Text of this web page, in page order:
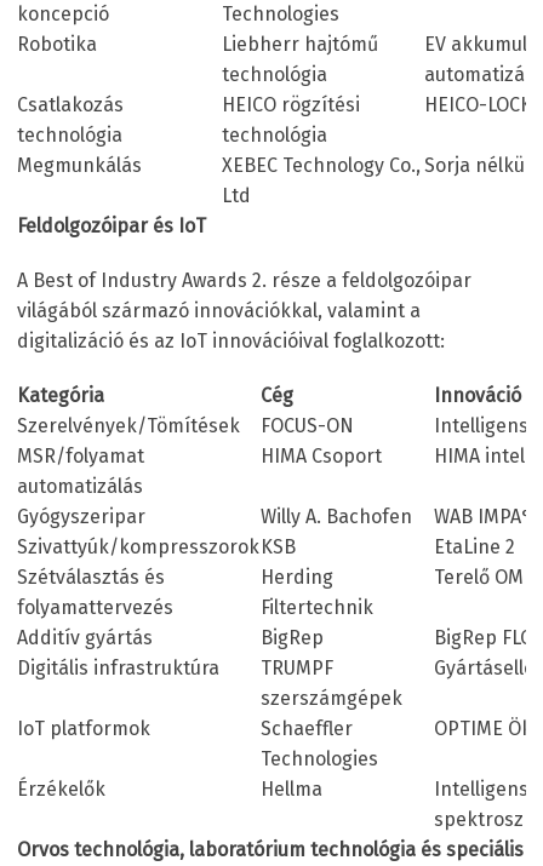
koncepció
Technologies
Robotika
Liebherr hajtómű
technológia
EV
automatizált
Csatlakozás
technológia
HEICO rögzítési
technológia
HEICO-
Megmunkálás
XEBEC Technology Co.,
Ltd
Sorja nélküli
Feldolgozóipar és IoT
A Best of Industry Awards 2. része a feldolgozóipar
világából származó innovációkkal, valamint a
digitalizáció és az IoT innovációival foglalkozott:
Kategória Cég
Innováció
Szerelvények/Tömítések
FOCUS-ON
Intelligens
MSR/folyamat
automatizálás
HIMA Csoport HIMA
Gyógyszeripar Willy A. Bachofen
WAB
Szivattyúk/kompresszorok KSB
EtaLine 2
Szétválasztás és
folyamattervezés
Herding
Filtertechnik
Terelő
Additív gyártás BigRep
BigRep
Digitális infrastruktúra
TRUMPF
szerszámgépek
IoT platformok
Schaeffler
Technologies
OPTIME
Érzékelők Hellma
Intelligens
Orvos technológia, laboratórium technológia és speciális